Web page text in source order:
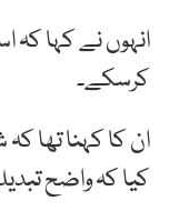
انہوں نے کہا کہ
کرسکے۔
ان کا کہنا تھا
کیا کہ واضح